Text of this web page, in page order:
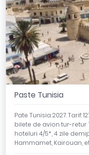
Paste Tunisia
Pate Tunisia 2027. Tarif:
bilete de avion tur-retur
hoteluri 4/5*, 4 zile
Hammamet, Kairouan,